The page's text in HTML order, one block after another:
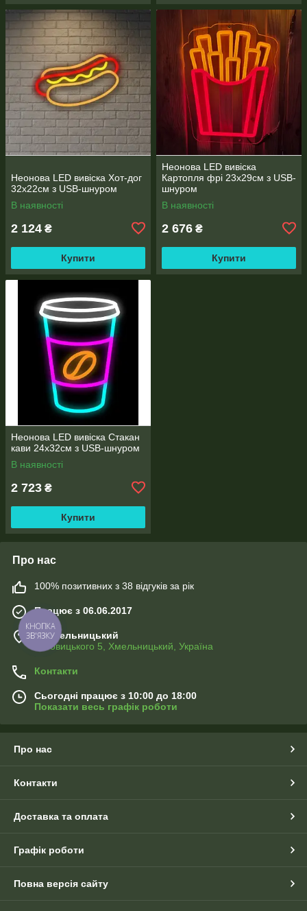
Неонова LED вивіска Хот-дог
32х22см з USB-шнуром
В наявності
2 124 ₴
Купити
Неонова LED вивіска
Картопля фрі 23х29см з USB-
шнуром
В наявності
2 676 ₴
Купити
Неонова LED вивіска Стакан
кави 24х32см з USB-шнуром
В наявності
2 723 ₴
Купити
Про нас
100% позитивних з 38 відгуків за рік
Працює з 06.06.2017
м. Хмельницький
Хотовицького 5, Хмельницький, Україна
Контакти
Сьогодні працює з 10:00 до 18:00
Показати весь графік роботи
Про нас
Контакти
Доставка та оплата
Графік роботи
Повна версія сайту
КНОПКА
ЗВ'ЯЗКУ